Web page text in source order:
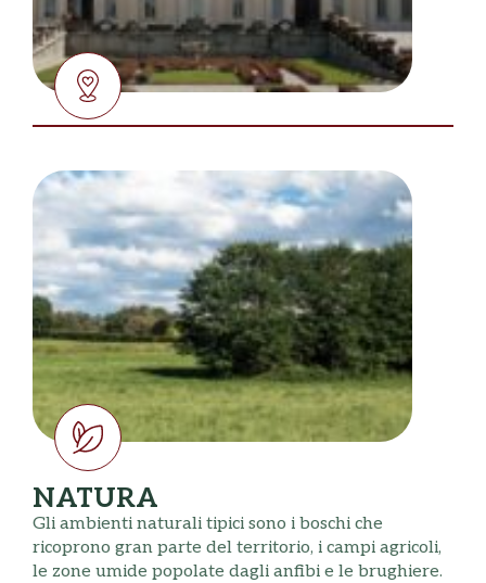
NATURA
Gli ambienti naturali tipici sono i boschi che
ricoprono gran parte del territorio, i campi agricoli,
le zone umide popolate dagli anfibi e le brughiere.